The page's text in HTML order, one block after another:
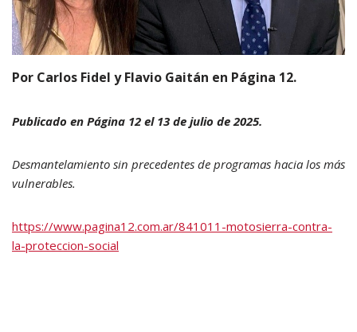
Por Carlos Fidel y Flavio Gaitán en Página 12.
Publicado en Página 12 el 13 de julio de 2025.
Desmantelamiento sin precedentes de programas hacia los más
vulnerables.
https://www.pagina12.com.ar/841011-motosierra-contra-
la-proteccion-social